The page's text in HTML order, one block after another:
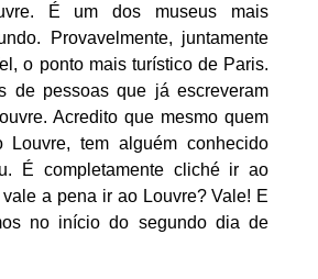
É um dos museus mais
Provavelmente, juntamente
o ponto mais turístico de Paris.
de pessoas que já escreveram
Acredito que mesmo quem
Louvre, tem alguém conhecido
É completamente cliché ir ao
vale a pena ir ao Louvre? Vale! E
no início do segundo dia de